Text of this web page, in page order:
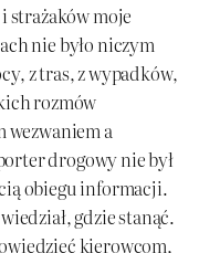
strażaków moje
nie było niczym
z tras, z wypadków,
rozmów
a
drogowy nie był
obiegu informacji.
gdzie stanąć.
kierowcom,